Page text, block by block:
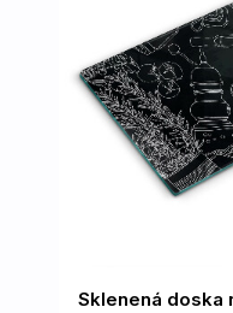
Sklenená doska